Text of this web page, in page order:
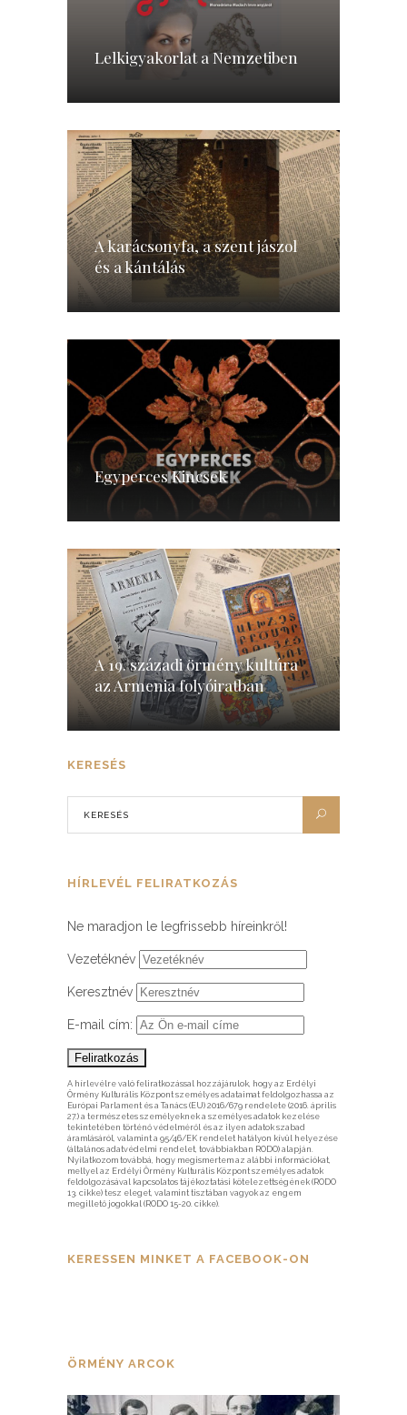
Lelkigyakorlat a Nemzetiben
A karácsonyfa, a szent jászol
és a kántálás
Egyperces Kincsek
A 19. századi örmény kultúra
az Armenia folyóiratban
KERESÉS
HÍRLEVÉL FELIRATKOZÁS
Ne maradjon le legfrissebb híreinkről!
Vezetéknév
Keresztnév
E-mail cím:
A hírlevélre való feliratkozással hozzájárulok, hogy az Erdélyi
Örmény Kulturális Központ személyes adataimat feldolgozhassa az
Európai Parlament és a Tanács (EU) 2016/679 rendelete (2016. április
27.) a természetes személyeknek a személyes adatok kezelése
tekintetében történő védelméről és az ilyen adatok szabad
áramlásáról, valamint a 95/46/EK rendelet hatályon kívül helyezése
(általános adatvédelmi rendelet, továbbiakban RODO) alapján.
Nyilatkozom továbbá, hogy megismertem az alábbi információkat,
mellyel az Erdélyi Örmény Kulturális Központ személyes adatok
feldolgozásával kapcsolatos tájékoztatási kötelezettségének (RODO
13. cikke) tesz eleget, valamint tisztában vagyok az engem
megillető jogokkal (RODO 15-20. cikke).
KERESSEN MINKET A FACEBOOK-ON
ÖRMÉNY ARCOK